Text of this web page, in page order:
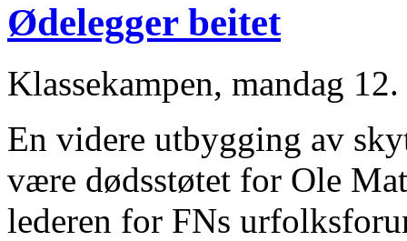
Ødelegger beitet
Klassekampen, mandag
En videre utbygging av
være dødsstøtet for Ole
lederen for FNs